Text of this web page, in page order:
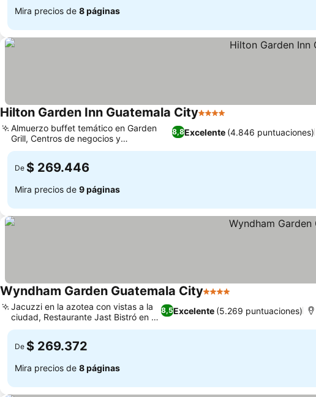
Mira precios de 8 páginas
Hilton Garden Inn Guatemala City4 Estrellas
8,8Excelente (4.846 puntuaciones)
Almuerzo buffet temático en Garden
Grill, Centros de negocios y
conveniencia 24 horas
De $ 269.446
Mira precios de 9 páginas
Wyndham Garden Guatemala City4 Estrellas
8,5Excelente (5.269 puntuaciones)
Jacuzzi en la azotea con vistas a la
ciudad, Restaurante Jast Bistró en el
hotel
De $ 269.372
Mira precios de 8 páginas